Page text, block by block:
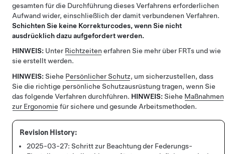
gesamten für die Durchführung dieses Verfahrens erforderlichen
Aufwand wider, einschließlich der damit verbundenen Verfahren.
Schichten Sie keine Korrekturcodes, wenn Sie nicht
ausdrücklich dazu aufgefordert werden.
HINWEIS: Unter Richtzeiten erfahren Sie mehr über FRTs und wie
sie erstellt werden.
HINWEIS: Siehe Persönlicher Schutz, um sicherzustellen, dass
Sie die richtige persönliche Schutzausrüstung tragen, wenn Sie
das folgende Verfahren durchführen. HINWEIS: Siehe Maßnahmen
zur Ergonomie für sichere und gesunde Arbeitsmethoden.
2025-03-27: Schritt zur Beachtung der Federungs-